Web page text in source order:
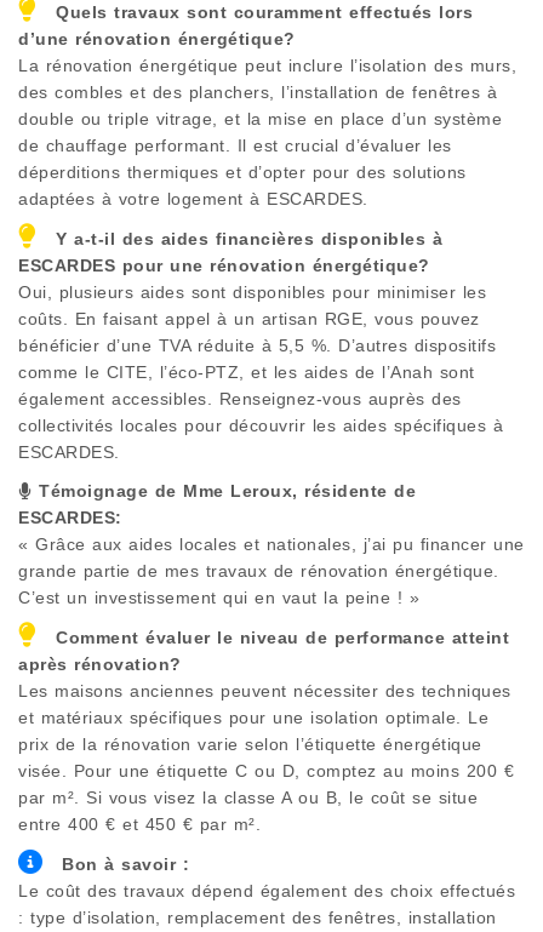
Quels travaux sont couramment effectués lors
d’une rénovation énergétique?
La rénovation énergétique peut inclure l’isolation des murs,
des combles et des planchers, l’installation de fenêtres à
double ou triple vitrage, et la mise en place d’un système
de chauffage performant. Il est crucial d’évaluer les
déperditions thermiques et d’opter pour des solutions
adaptées à votre logement à ESCARDES
Y a-t-il des aides financières disponibles à
ESCARDES pour une rénovation énergétique?
Oui, plusieurs aides sont disponibles pour minimiser les
coûts. En faisant appel à un artisan RGE, vous pouvez
bénéficier d’une TVA réduite à 5,5 %. D’autres dispositifs
comme le CITE, l’éco-PTZ, et les aides de l’Anah sont
également accessibles. Renseignez-vous auprès des
collectivités locales pour découvrir les aides spécifiques à
ESCARDES
Témoignage de Mme Leroux, résidente de
ESCARDES:
« Grâce aux aides locales et nationales, j’ai pu financer une
grande partie de mes travaux de rénovation énergétique.
C’est un investissement qui en vaut la peine ! »
Comment évaluer le niveau de performance atteint
après rénovation?
Les maisons anciennes peuvent nécessiter des techniques
et matériaux spécifiques pour une isolation optimale. Le
prix de la rénovation varie selon l’étiquette énergétique
visée. Pour une étiquette C ou D, comptez au moins 200 €
par m². Si vous visez la classe A ou B, le coût se situe
entre 400 € et 450 € par m².
Bon à savoir :
Le coût des travaux dépend également des choix effectués
: type d’isolation, remplacement des fenêtres, installation